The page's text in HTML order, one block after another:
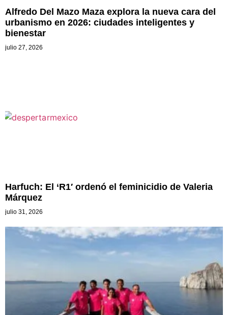
Alfredo Del Mazo Maza explora la nueva cara del
urbanismo en 2026: ciudades inteligentes y
bienestar
julio 27, 2026
Harfuch: El ‘R1′ ordenó el feminicidio de Valeria
Márquez
julio 31, 2026